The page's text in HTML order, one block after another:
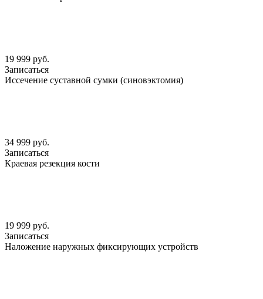
19 999 руб.
Записаться
Иссечение суставной сумки (синовэктомия)
34 999 руб.
Записаться
Краевая резекция кости
19 999 руб.
Записаться
Наложение наружных фиксирующих устройств